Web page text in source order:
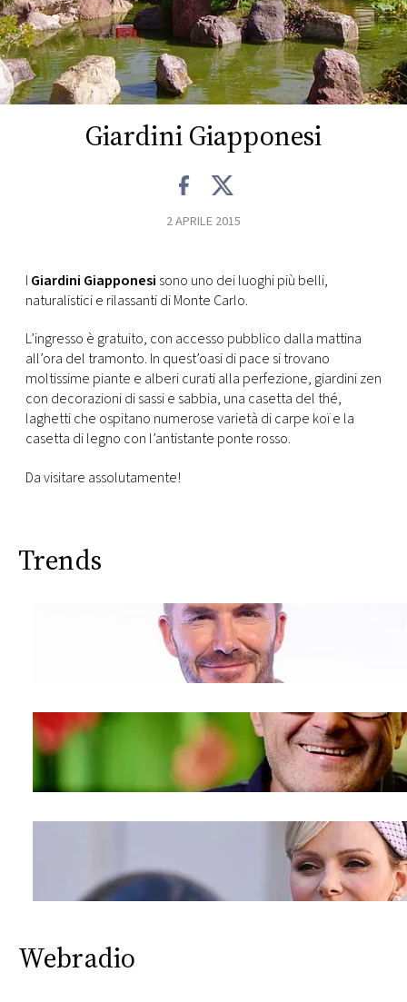
FOTO
CONCORSI
EVENTI
PRINCIPATO
MONACO
RMC
CONSIGLIA
Giardini Giapponesi
2 APRILE 2015
I Giardini Giapponesi sono uno dei luoghi più belli,
naturalistici e rilassanti di Monte Carlo.
L’ingresso è gratuito, con accesso pubblico dalla mattina
all’ora del tramonto. In quest’oasi di pace si trovano
moltissime piante e alberi curati alla perfezione, giardini zen
con decorazioni di sassi e sabbia, una casetta del thé,
laghetti che ospitano numerose varietà di carpe koï e la
casetta di legno con l’antistante ponte rosso.
Da visitare assolutamente!
Trends
Webradio